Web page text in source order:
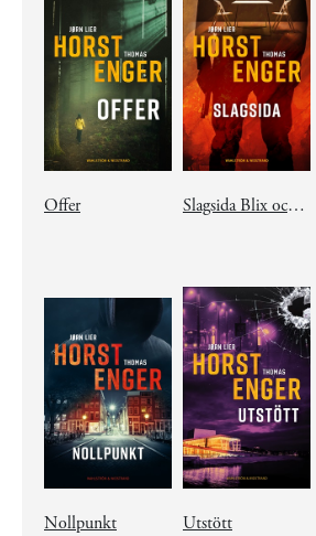
Offer Slagsida Blix och Ramm # 3
Nollpunkt Utstött